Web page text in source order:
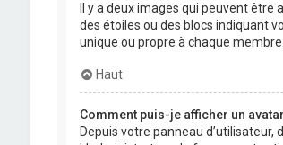
Il y a deux images qui peuvent
des étoiles ou des blocs indiquant
unique ou propre à chaque membre.
Haut
Comment puis-je afficher un
Depuis votre panneau d’utilisateur,